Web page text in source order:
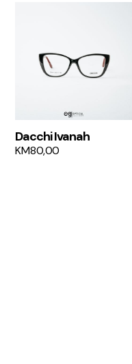
Dacchi Ivanah
KM80,00